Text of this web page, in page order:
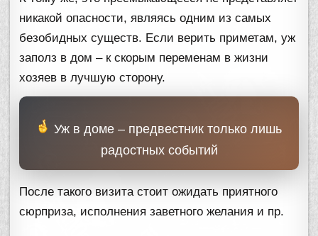
никакой опасности, являясь одним из самых
безобидных существ. Если верить приметам, уж
заполз в дом – к скорым переменам в жизни
хозяев в лучшую сторону.
Уж в доме – предвестник только лишь
радостных событий
После такого визита стоит ожидать приятного
сюрприза, исполнения заветного желания и пр.